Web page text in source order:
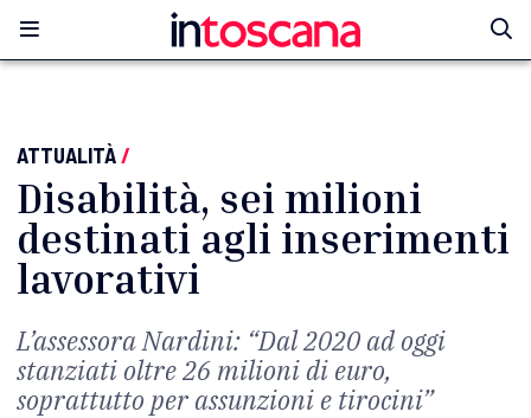
ATTUALITÀ/
Disabilità, sei milioni
destinati agli inserimenti
lavorativi
L’assessora Nardini: “Dal 2020 ad oggi
stanziati oltre 26 milioni di euro,
soprattutto per assunzioni e tirocini”